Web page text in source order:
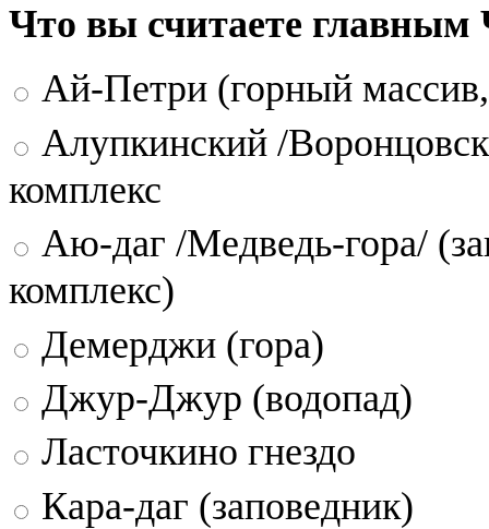
Что вы считаете
Ай-Петри (горный
Алупкинский /
комплекс
Аю-даг /Медведь-гора/
комплекс)
Демерджи (гора)
Джур-Джур (водопад)
Ласточкино гнездо
Кара-даг (заповедник)